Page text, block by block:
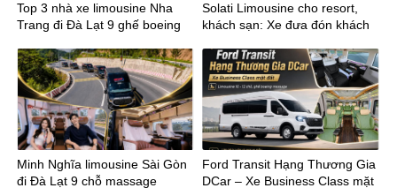
Top 3 nhà xe limousine Nha
Trang đi Đà Lạt 9 ghế boeing
Solati Limousine cho resort,
khách sạn: Xe đưa đón khách
Minh Nghĩa limousine Sài Gòn
đi Đà Lạt 9 chỗ massage
Ford Transit Hạng Thương Gia
DCar – Xe Business Class mặt